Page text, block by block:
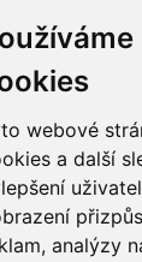
webové
a další
analýzy
nám. 16,
9:00 do 17:00